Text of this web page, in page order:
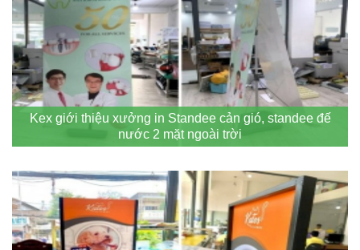
Kex giới thiệu xưởng in Standee cản gió, standee đế
nước 2 mặt ngoài trời